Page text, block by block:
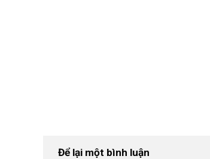
Để lại một bình luận